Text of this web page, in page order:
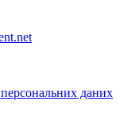
персональних даних